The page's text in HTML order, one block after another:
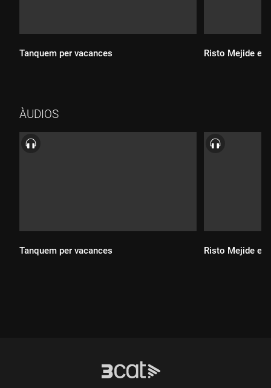
Tanquem per vacances Risto Mejide
ÀUDIOS
Tanquem per vacances Risto Mejide